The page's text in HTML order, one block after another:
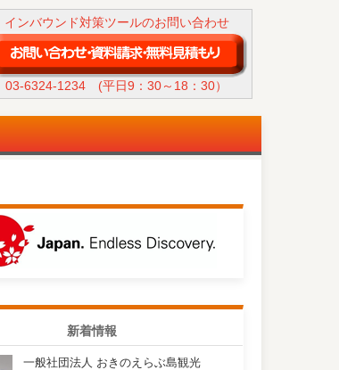
インバウンド対策ツールのお問い合わせ
03-6324-1234 (平日9：30～18：30）
新着情報
一般社団法人 おきのえらぶ島観光